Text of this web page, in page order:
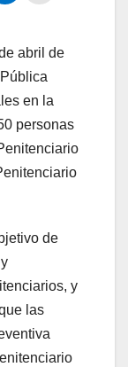
abril de
en la
personas
de
y
las